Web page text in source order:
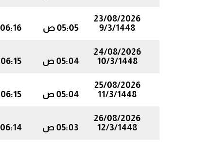
23/08/2026
9/3/1448
05:05 ص 06:16 ص
24/08/2026
10/3/1448
05:04 ص 06:15 ص
25/08/2026
11/3/1448
05:04 ص 06:15 ص
26/08/2026
12/3/1448
05:03 ص 06:14 ص